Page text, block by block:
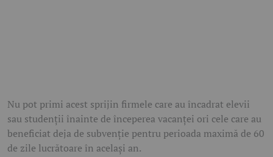
Nu pot primi acest sprijin firmele care au încadrat elevii
sau studenții înainte de începerea vacanței ori cele care au
beneficiat deja de subvenție pentru perioada maximă de 60
de zile lucrătoare în același an.